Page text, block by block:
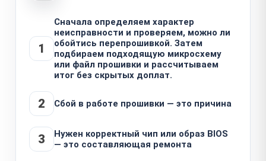
1
Сначала определяем характер
неисправности и проверяем, можно ли
обойтись перепрошивкой. Затем
подбираем подходящую микросхему
или файл прошивки и рассчитываем
итог без скрытых доплат.
2 Сбой в работе прошивки — это причина
3
Нужен корректный чип или образ BIOS
— это составляющая ремонта